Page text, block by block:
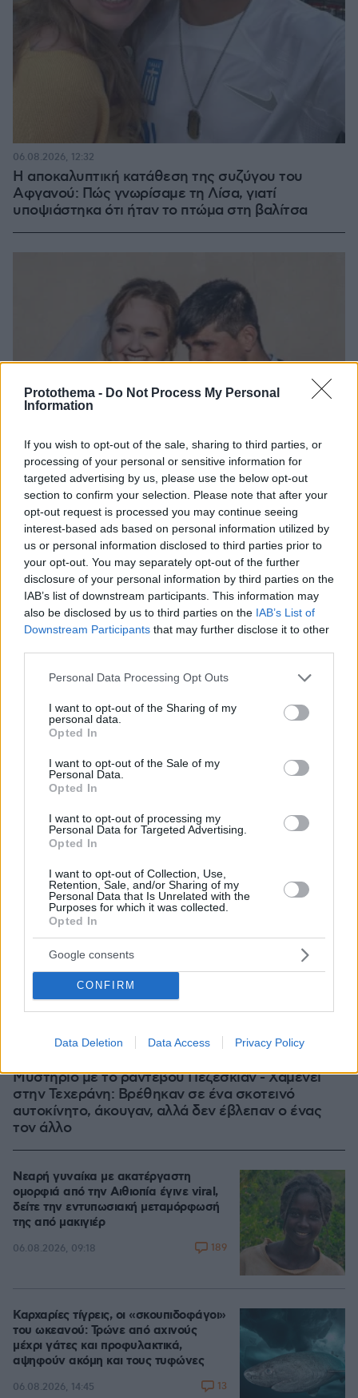
Protothema - Do Not Process My Personal
Information
If you wish to opt-out of the sale, sharing to third parties, or
processing of your personal or sensitive information for
targeted advertising by us, please use the below opt-out
section to confirm your selection. Please note that after your
opt-out request is processed you may continue seeing
interest-based ads based on personal information utilized by
us or personal information disclosed to third parties prior to
your opt-out. You may separately opt-out of the further
disclosure of your personal information by third parties on the
IAB’s list of downstream participants. This information may
also be disclosed by us to third parties on the IAB’s List of
Downstream Participants that may further disclose it to other
Please note that this website/app uses one or more Google
not limited to your visit or usage behaviour. You may click to
grant or deny consent to Google and its third-party tags to
use your data for below specified purposes in below Google
consent section.
Personal Data Processing Opt Outs
I want to opt-out of the Sharing of my
personal data.
Opted In
I want to opt-out of the Sale of my
Personal Data.
Opted In
I want to opt-out of processing my
Personal Data for Targeted Advertising.
Opted In
I want to opt-out of Collection, Use,
Retention, Sale, and/or Sharing of my
Personal Data that Is Unrelated with the
Purposes for which it was collected.
Opted In
Google consents
CONFIRM
Data Deletion Data Access Privacy Policy
Η αποκαλυπτική κατάθεση της συζύγου του
Αφγανού: Πώς γνωρίσαμε τη Λίσα, γιατί
υποψιάστηκα ότι ήταν το πτώμα στη βαλίτσα
06.08.2026, 12:32
Η απουσία μέσα στη νύχτα και η λεπτομέρεια στα
μηνύματα: Πώς η σύζυγος του Αφγανού ξεκίνησε
να τον υποπτεύεται για τη δολοφονία της
Βρετανίδας στην Κυψέλη
06.08.2026, 15:36
Μυστήριο με το ραντεβού Πεζεσκιάν - Χαμενεΐ
στην Τεχεράνη: Βρέθηκαν σε ένα σκοτεινό
αυτοκίνητο, άκουγαν, αλλά δεν έβλεπαν ο ένας
τον άλλο
Νεαρή γυναίκα με ακατέργαστη
ομορφιά από την Αιθιοπία έγινε viral,
δείτε την εντυπωσιακή μεταμόρφωσή
της από μακιγιέρ
06.08.2026, 09:18 189
Καρχαρίες τίγρεις, οι «σκουπιδοφάγοι»
του ωκεανού: Τρώνε από αχινούς
μέχρι γάτες και προφυλακτικά,
αψηφούν ακόμη και τους τυφώνες
06.08.2026, 14:45 13